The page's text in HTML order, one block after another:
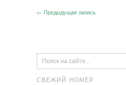
← Предыдущая запись
СВЕЖИЙ НОМЕР